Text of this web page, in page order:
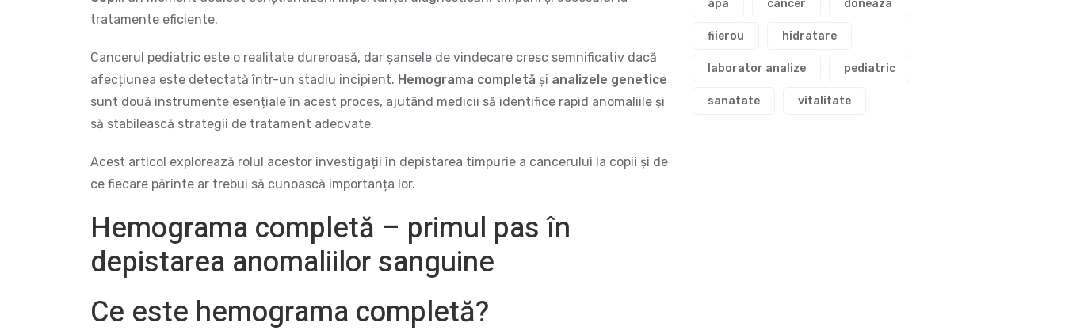
tratamente eficiente.
Cancerul pediatric este o realitate dureroasă, dar șansele de vindecare cresc semnificativ dacă
afecțiunea este detectată într-un stadiu incipient. Hemograma completă și analizele genetice
sunt două instrumente esențiale în acest proces, ajutând medicii să identifice rapid anomaliile și
să stabilească strategii de tratament adecvate.
Acest articol explorează rolul acestor investigații în depistarea timpurie a cancerului la copii și de
ce fiecare părinte ar trebui să cunoască importanța lor.
Hemograma completă – primul pas în
depistarea anomaliilor sanguine
Ce este hemograma completă?
apa cancer doneaza
fiierou hidratare
laborator analize pediatric
sanatate vitalitate